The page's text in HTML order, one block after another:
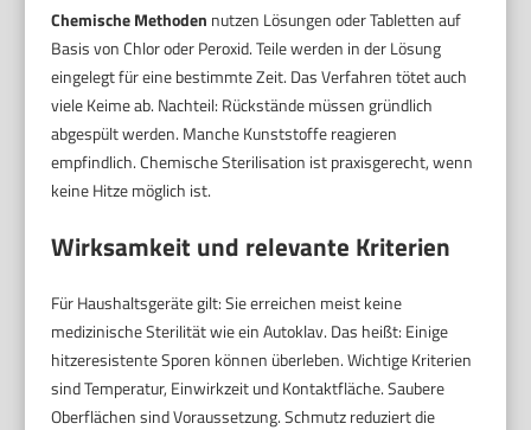
Chemische Methoden nutzen Lösungen oder Tabletten auf
Basis von Chlor oder Peroxid. Teile werden in der Lösung
eingelegt für eine bestimmte Zeit. Das Verfahren tötet auch
viele Keime ab. Nachteil: Rückstände müssen gründlich
abgespült werden. Manche Kunststoffe reagieren
empfindlich. Chemische Sterilisation ist praxisgerecht, wenn
keine Hitze möglich ist.
Wirksamkeit und relevante Kriterien
Für Haushaltsgeräte gilt: Sie erreichen meist keine
medizinische Sterilität wie ein Autoklav. Das heißt: Einige
hitzeresistente Sporen können überleben. Wichtige Kriterien
sind Temperatur, Einwirkzeit und Kontaktfläche. Saubere
Oberflächen sind Voraussetzung. Schmutz reduziert die